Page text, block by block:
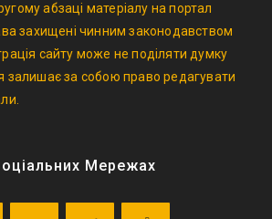
абзаці матеріалу на портал
захищені чинним законодавством
сайту може не поділяти думку
залишає за собою право редагувати
Мережах